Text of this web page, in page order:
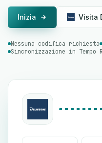
Inizia Visita
Nessuna codifica richiesta
Sincronizzazione in Tempo